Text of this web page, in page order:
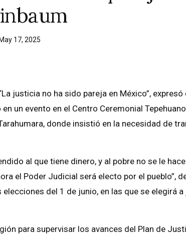
May 17, 2025
justicia no ha sido pareja en México”,
un evento en el Centro Ceremonial
donde insistió en la necesidad de
al que tiene dinero, y al pobre no se le
el Poder Judicial será electo por el pueblo”,
del 1 de junio, en las que se elegirá
para supervisar los avances del Plan de